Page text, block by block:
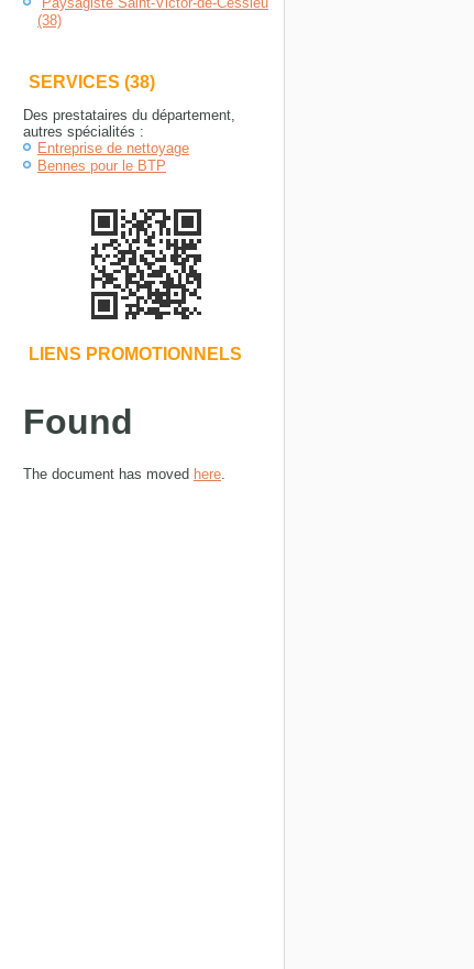
(38)
SERVICES (38)
Des prestataires du département,
autres spécialités :
Entreprise de nettoyage
Bennes pour le BTP
LIENS PROMOTIONNELS
Found
The document has moved here.